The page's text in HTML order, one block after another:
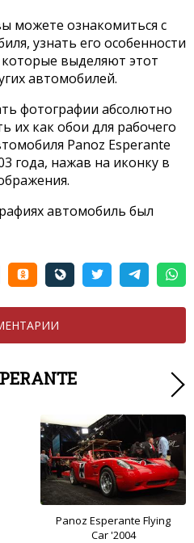
можете ознакомиться с
узнать его особенности
выделяют этот
автомобилей.
фотографии абсолютно
их как обои для рабочего
Panoz Esperante
года, нажав на иконку в
автомобиль был
Panoz Esperante Flying
Car '2004